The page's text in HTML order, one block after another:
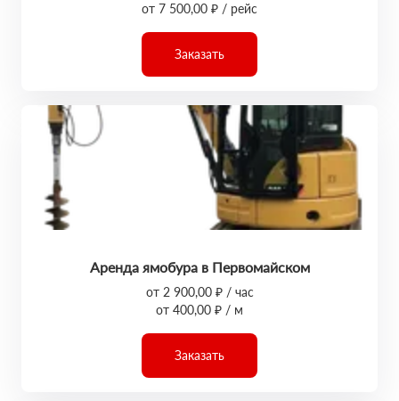
от 7 500,00 ₽ / рейс
Заказать
Аренда ямобура в Первомайском
от 2 900,00 ₽ / час
от 400,00 ₽ / м
Заказать